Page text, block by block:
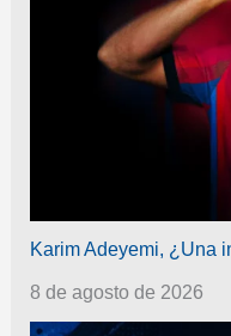
Karim Adeyemi, ¿Una
8 de agosto de 2026